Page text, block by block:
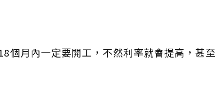
個月內一定要開工，不然利率就會提高，甚